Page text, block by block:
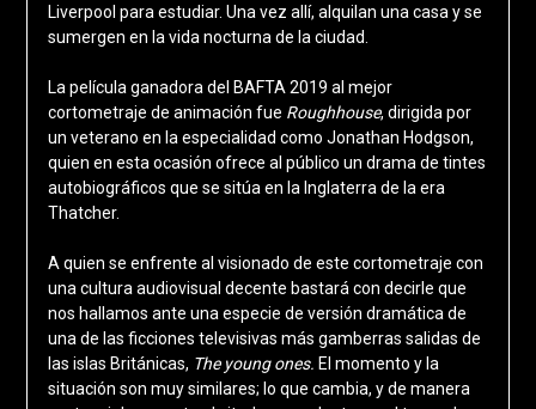
Liverpool para estudiar. Una vez allí, alquilan una casa y se
sumergen en la vida nocturna de la ciudad.
La película ganadora del BAFTA 2019 al mejor
cortometraje de animación fue Roughhouse, dirigida por
un veterano en la especialidad como Jonathan Hodgson,
quien en esta ocasión ofrece al público un drama de tintes
autobiográficos que se sitúa en la Inglaterra de la era
Thatcher.
A quien se enfrente al visionado de este cortometraje con
una cultura audiovisual decente bastará con decirle que
nos hallamos ante una especie de versión dramática de
una de las ficciones televisivas más gamberras salidas de
las islas Británicas, The young ones. El momento y la
situación son muy similares; lo que cambia, y de manera